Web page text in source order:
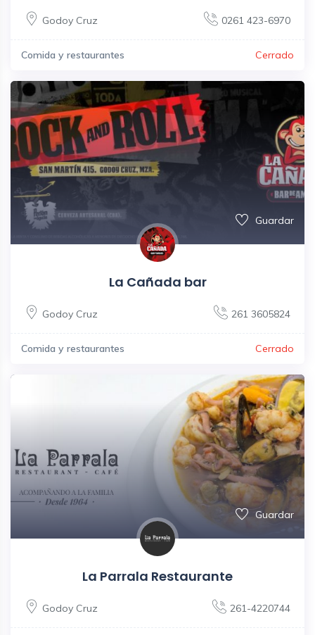
Godoy Cruz 0261 423-6970
Comida y restaurantes Cerrado
Guardar
La Cañada bar
Godoy Cruz 261 3605824
Comida y restaurantes Cerrado
Guardar
La Parrala Restaurante
Godoy Cruz 261-4220744